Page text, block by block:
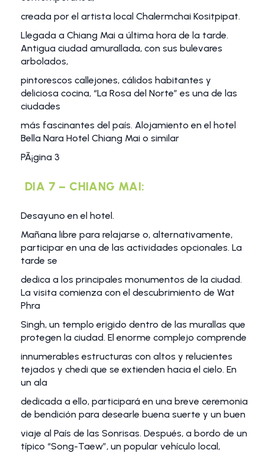
creada por el artista local Chalermchai Kositpipat.
Llegada a Chiang Mai a última hora de la tarde.
Antigua ciudad amurallada, con sus bulevares
arbolados,
pintorescos callejones, cálidos habitantes y
deliciosa cocina, “La Rosa del Norte” es una de las
ciudades
más fascinantes del país. Alojamiento en el hotel
Bella Nara Hotel Chiang Mai o similar
PÃ¡gina 3
DIA 7 – CHIANG MAI:
Desayuno en el hotel.
Mañana libre para relajarse o, alternativamente,
participar en una de las actividades opcionales. La
tarde se
dedica a los principales monumentos de la ciudad.
La visita comienza con el descubrimiento de Wat
Phra
Singh, un templo erigido dentro de las murallas que
protegen la ciudad. El enorme complejo comprende
innumerables estructuras con altos y relucientes
tejados y chedi que se extienden hacia el cielo. En
un ala
dedicada a ello, participará en una breve ceremonia
de bendición para desearle buena suerte y un buen
viaje al País de las Sonrisas. Después, a bordo de un
típico “Song-Taew”, un popular vehículo local,